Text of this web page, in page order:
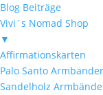
Blog Beiträge
Vivi´s Nomad Shop
▼
Affirmationskarten
Palo Santo Armbänder
Sandelholz